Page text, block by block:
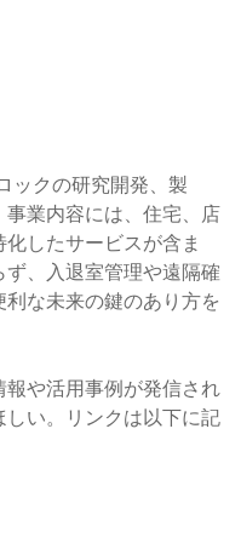
ックの研究開発、製
業内容には、住宅、店
したサービスが含ま
、入退室管理や遠隔確
な未来の鍵のあり方を
や活用事例が発信され
い。リンクは以下に記